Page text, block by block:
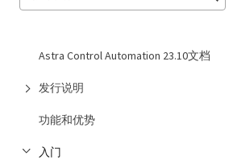
Astra Control Automation 23.10文档
发行说明
功能和优势
入门